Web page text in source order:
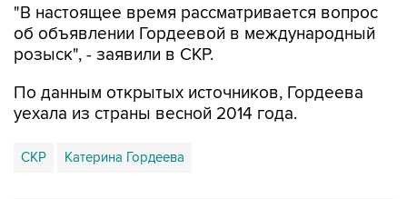
"В настоящее время рассматривается вопрос
об объявлении Гордеевой в международный
розыск", - заявили в СКР.
По данным открытых источников, Гордеева
уехала из страны весной 2014 года.
СКР Катерина Гордеева